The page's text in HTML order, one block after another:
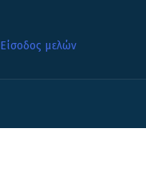
Είσοδος μελών